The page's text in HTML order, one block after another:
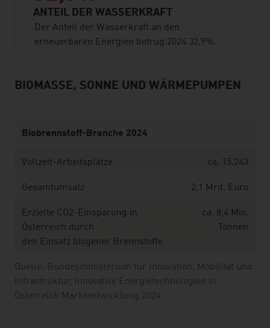
ANTEIL DER WASSERKRAFT
Der Anteil der Wasserkraft an den
erneuerbaren Energien betrug 2024 32,9%.
listen
BIOMASSE, SONNE UND WÄRMEPUMPEN
Quelle: Bundesministerium für Innovation, Mobilität und
Infrastruktur, Innovative Energietechnologien in
Österreich Marktentwicklung 2024
Biobrennstoff-Branche 2024
Vollzeit-Arbeitsplätze ca. 15.243
Gesamtumsatz 2,1 Mrd. Euro
Erzielte CO2-Einsparung in
Österreich durch
den Einsatz biogener Brennstoffe
ca. 8,4 Mio.
Tonnen